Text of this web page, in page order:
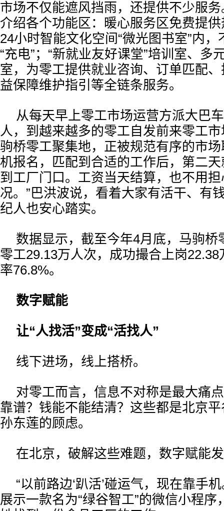
市场不仅能遮风挡雨，还提供不少服务
介绍各个功能区：暖心服务区免费提
24小时智能文化空间“微光图书室”内
“充电”；“新就业友好课堂”培训室、多
室，为零工提供就业咨询、订单匹配
益保障维护指引等全链条服务。
从每天早上零工市场运营方派大巴
人，到越来越多的零工自发前来零工
驹桥零工聚集地，正被规范有序的市场
机报名，匹配到合适的工作后，第二
到工厂门口。工资当天结算，也不用
况。”巴洪波说，看着大家有活干、有
纪人也安心踏实。
数据显示，截至今年4月底，马驹桥
零工29.13万人次，成功撮合上岗
率76.8%。
数字赋能
让“人找活”变成“活找人”
线下进场，线上搭桥。
对零工而言，信息不对称是最大痛
靠谱？钱能不能结清？这些都是北京
孙东莲的顾虑。
在北京，破解这些难题，数字赋能
“以前路边‘趴活’碰运气，现在靠手
展示一款名为“绿谷智工”的微信小程序